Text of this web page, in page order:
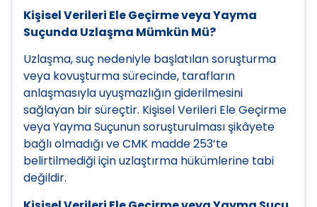
Kişisel Verileri Ele Geçirme veya Yayma
Suçunda Uzlaşma Mümkün Mü?
Uzlaşma, suç nedeniyle başlatılan soruşturma
veya kovuşturma sürecinde, tarafların
anlaşmasıyla uyuşmazlığın giderilmesini
sağlayan bir süreçtir. Kişisel Verileri Ele Geçirme
veya Yayma Suçunun soruşturulması şikâyete
bağlı olmadığı ve CMK madde 253’te
belirtilmediği için uzlaştırma hükümlerine tabi
değildir.